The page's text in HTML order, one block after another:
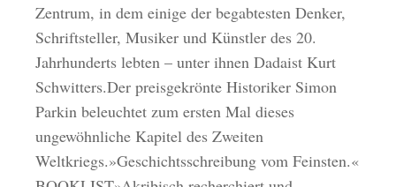
Zentrum, in dem einige der begabtesten Denker,
Schriftsteller, Musiker und Künstler des 20.
Jahrhunderts lebten – unter ihnen Dadaist Kurt
Schwitters.Der preisgekrönte Historiker Simon
Parkin beleuchtet zum ersten Mal dieses
ungewöhnliche Kapitel des Zweiten
Weltkriegs.»Geschichtsschreibung vom Feinsten.«